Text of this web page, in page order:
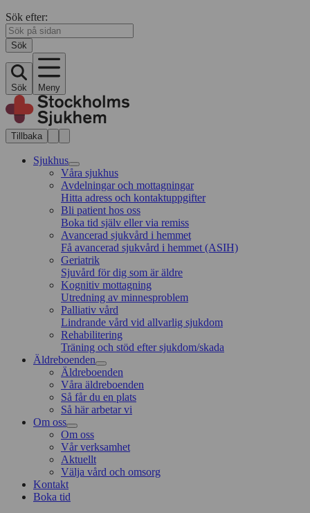
Sök efter:
Sök
Sök Meny
Tillbaka
Sjukhus
Våra sjukhus
Avdelningar och mottagningar
Hitta adress och kontaktuppgifter
Bli patient hos oss
Boka tid själv eller via remiss
Avancerad sjukvård i hemmet
Få avancerad sjukvård i hemmet (ASIH)
Geriatrik
Sjuvård för dig som är äldre
Kognitiv mottagning
Utredning av minnesproblem
Palliativ vård
Lindrande vård vid allvarlig sjukdom
Rehabilitering
Träning och stöd efter sjukdom/skada
Äldreboenden
Äldreboenden
Våra äldreboenden
Så får du en plats
Så här arbetar vi
Om oss
Om oss
Vår verksamhet
Aktuellt
Välja vård och omsorg
Kontakt
Boka tid